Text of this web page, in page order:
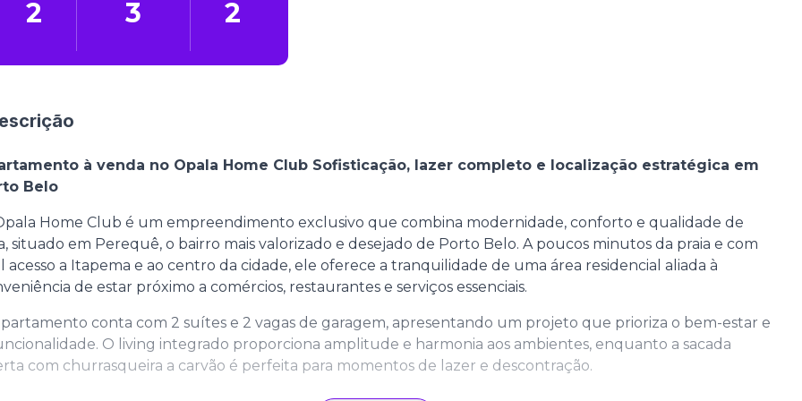
2 3 2
à venda no Opala Home Club Sofisticação, lazer completo e localização estratégica em
Belo
Home Club é um empreendimento exclusivo que combina modernidade, conforto e qualidade de
situado em Perequê, o bairro mais valorizado e desejado de Porto Belo. A poucos minutos da praia e com
acesso a Itapema e ao centro da cidade, ele oferece a tranquilidade de uma área residencial aliada à
de estar próximo a comércios, restaurantes e serviços essenciais.
conta com 2 suítes e 2 vagas de garagem, apresentando um projeto que prioriza o bem-estar e
O living integrado proporciona amplitude e harmonia aos ambientes, enquanto a sacada
com churrasqueira a carvão é perfeita para momentos de lazer e descontração.